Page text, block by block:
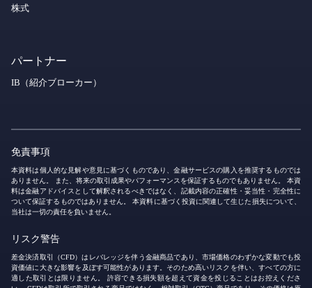
株式
パートナー
IB（紹介ブローカー）
免責事項
本資料は個人的な見解や意見に基づくものであり、金融サービスの購入を推奨するものでは
ありません。 また、将来の取引成果やパフォーマンスを保証するものでもありません。 本資
料は金融アドバイスとして解釈されるべきではなく、記載内容の正確性・妥当性・完全性に
ついて保証するものではありません。 本資料に基づく投資に関連して生じた損失について、
当社は一切の責任を負いません。
リスク警告
差金決済取引（CFD）はレバレッジを伴う金融商品であり、市場価格のわずかな変動でも投
資価値に大きな影響を及ぼす可能性があります。そのため高いリスクを伴い、すべての方に
適した取引とは限りません。 許容できる損失額を超えて資金を投じることはお控えくださ